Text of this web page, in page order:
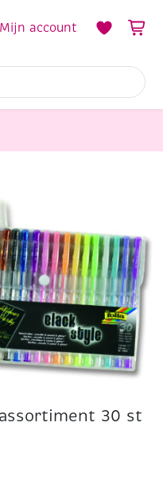
Mijn account
30 st